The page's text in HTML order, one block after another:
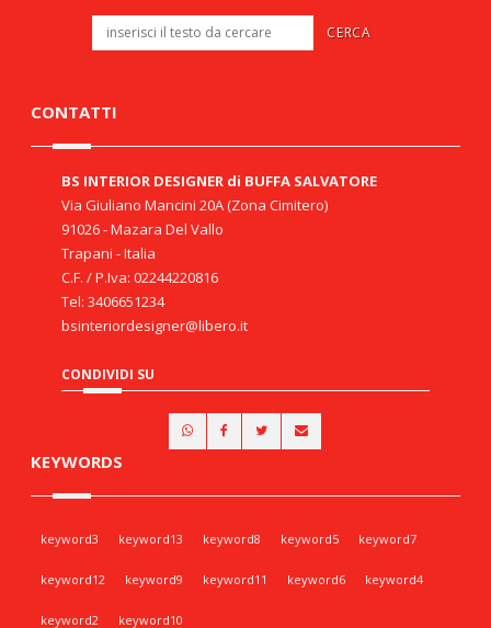
CONTATTI
BS INTERIOR DESIGNER di BUFFA SALVATORE
Via Giuliano Mancini 20A (Zona Cimitero)
91026 - Mazara Del Vallo
Trapani - Italia
C.F. / P.Iva: 02244220816
Tel: 3406651234
bsinteriordesigner@libero.it
CONDIVIDI SU
KEYWORDS
keyword3 keyword13 keyword8 keyword5 keyword7
keyword12 keyword9 keyword11 keyword6 keyword4
keyword2 keyword10